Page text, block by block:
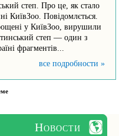
степ. Про це, як стало
КиївЗоо. Повідомлється.
у КиївЗоо, вирушили
степ — один з
фрагментів...
все подробности »
Новости